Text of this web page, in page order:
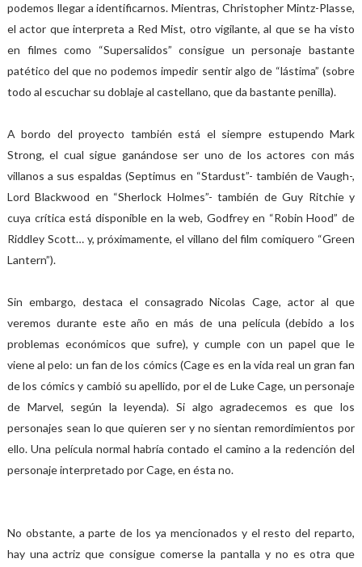
podemos llegar a identificarnos. Mientras, Christopher Mintz-Plasse,
el actor que interpreta a Red Mist, otro vigilante, al que se ha visto
en filmes como “Supersalidos” consigue un personaje bastante
patético del que no podemos impedir sentir algo de “lástima” (sobre
todo al escuchar su doblaje al castellano, que da bastante penilla).
A bordo del proyecto también está el siempre estupendo Mark
Strong, el cual sigue ganándose ser uno de los actores con más
villanos a sus espaldas (Septimus en “Stardust”- también de Vaugh-,
Lord Blackwood en “Sherlock Holmes”- también de Guy Ritchie y
cuya crítica está disponible en la web, Godfrey en “Robin Hood” de
Riddley Scott… y, próximamente, el villano del film comiquero “Green
Lantern”).
Sin embargo, destaca el consagrado Nicolas Cage, actor al que
veremos durante este año en más de una película (debido a los
problemas económicos que sufre), y cumple con un papel que le
viene al pelo: un fan de los cómics (Cage es en la vida real un gran fan
de los cómics y cambió su apellido, por el de Luke Cage, un personaje
de Marvel, según la leyenda). Si algo agradecemos es que los
personajes sean lo que quieren ser y no sientan remordimientos por
ello. Una película normal habría contado el camino a la redención del
personaje interpretado por Cage, en ésta no.
No obstante, a parte de los ya mencionados y el resto del reparto,
hay una actriz que consigue comerse la pantalla y no es otra que